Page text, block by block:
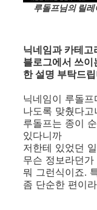
루돌프님의 릴
닉네임과 카테
블로그에서 쓰
한 설명 부탁드
닉네임이 루돌
나도록 맞췄다고
루돌프는 종이
있다니까
저한테 있었던
무슨 정보라던
뭐 그런식이죠.
좀 단순한 편이